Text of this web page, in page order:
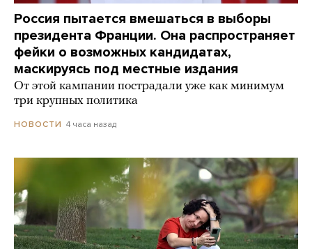
Россия пытается вмешаться в выборы
президента Франции. Она распространяет
фейки о возможных кандидатах,
маскируясь под местные издания
От этой кампании пострадали уже как минимум
три крупных политика
НОВОСТИ 4 часа назад